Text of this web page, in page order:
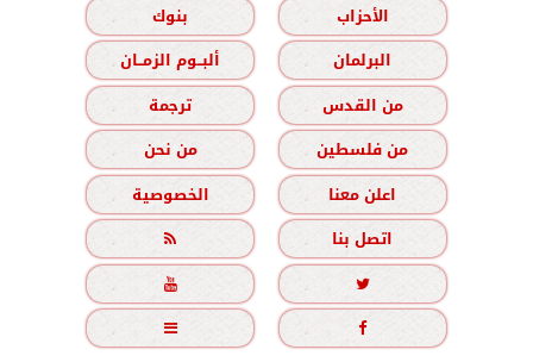
الأحزاب
بنوك
البرلمان
ألبــوم الزمــان
من القدس
ترجمة
من فلسطين
من نحن
اعلن معنا
الخصوصية
اتصل بنا




